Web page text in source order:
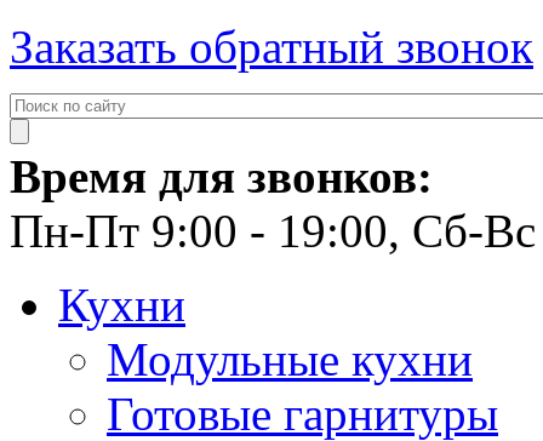
Заказать обратный звонок
Время для звонков:
Пн-Пт 9:00 - 19:00, Сб-Вс
Кухни
Модульные кухни
Готовые гарнитуры